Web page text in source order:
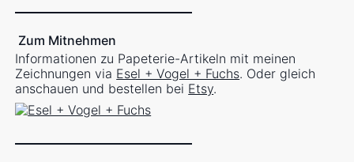
Zum Mitnehmen
Informationen zu Papeterie-Artikeln mit meinen
Zeichnungen via Esel + Vogel + Fuchs. Oder gleich
anschauen und bestellen bei Etsy.